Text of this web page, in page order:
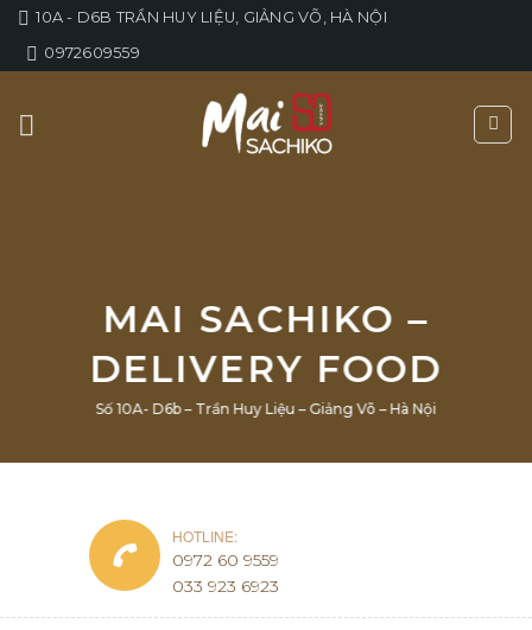
Skip
content
10A - D6B TRẦN HUY LIỆU, GIẢNG VÕ, HÀ NỘI
0972609559
MAI SACHIKO –
DELIVERY FOOD
Số 10A- D6b – Trần Huy Liệu – Giảng Võ – Hà Nội
HOTLINE:
0972 60 9559
033 923 6923